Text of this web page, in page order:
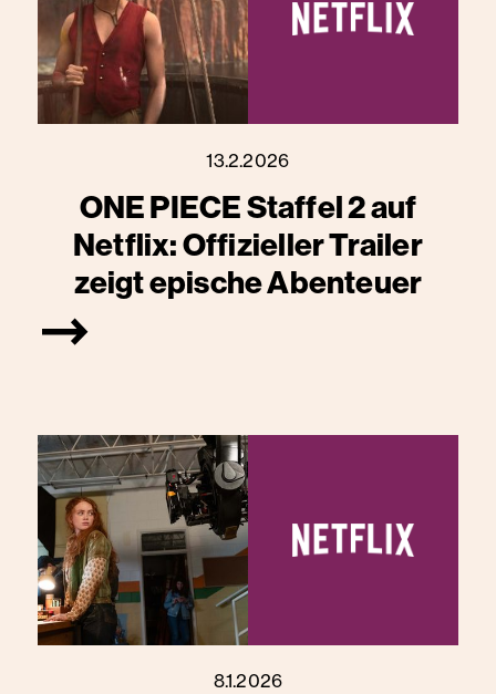
13.2.2026
ONE PIECE Staffel 2 auf
Netflix: Offizieller Trailer
zeigt epische Abenteuer
8.1.2026